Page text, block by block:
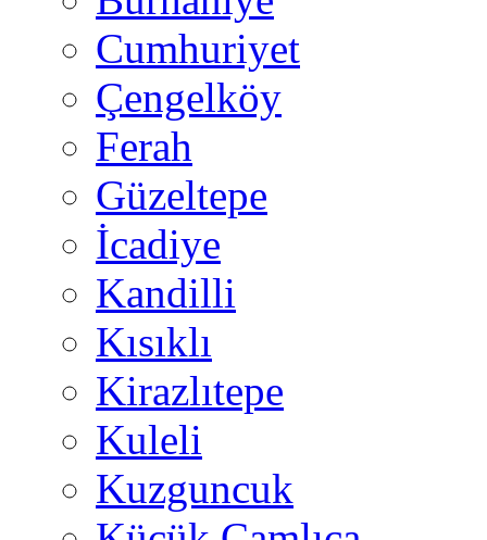
Cumhuriyet
Çengelköy
Ferah
Güzeltepe
İcadiye
Kandilli
Kısıklı
Kirazlıtepe
Kuleli
Kuzguncuk